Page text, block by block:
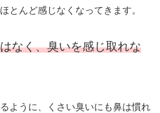
とんど感じなくなってきます。
なく、臭いを感じ取れな
ように、くさい臭いにも鼻は慣れ